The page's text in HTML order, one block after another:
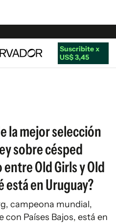
Suscribite x
US$ 3,45
la mejor selección
sobre césped
Old Girls y Old
está en Uruguay?
campeona mundial,
con Países Bajos, está en